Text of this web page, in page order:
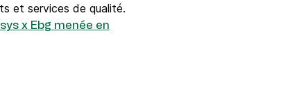
et services de qualité.
x Ebg menée en